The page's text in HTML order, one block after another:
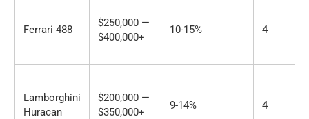
Ferrari 488
$250,000 —
$400,000+
10-15% 4
Lamborghini
Huracan
$200,000 —
$350,000+
9-14% 4